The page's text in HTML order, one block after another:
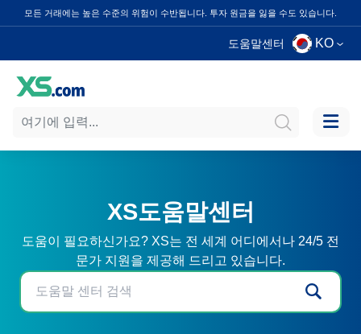
모든 거래에는 높은 수준의 위험이 수반됩니다. 투자 원금을 잃을 수도 있습니다.
도움말센터 KO
XS도움말센터
도움이 필요하신가요? XS는 전 세계 어디에서나 24/5 전
문가 지원을 제공해 드리고 있습니다.